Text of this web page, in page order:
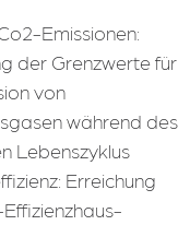
Emissionen:
der Grenzwerte für
von
während des
Lebenszyklus
Erreichung